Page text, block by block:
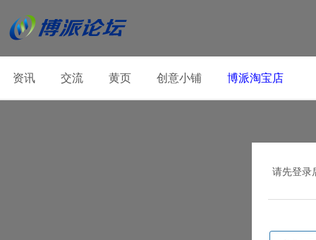
资讯 交流 黄页 创意小铺 博派淘宝店
请先登录